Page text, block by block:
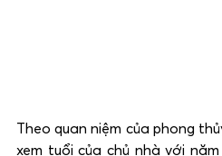
Theo quan niệm của phong
xem tuổi của chủ nhà với